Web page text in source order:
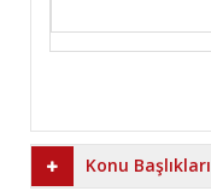
Konu Başlıkları